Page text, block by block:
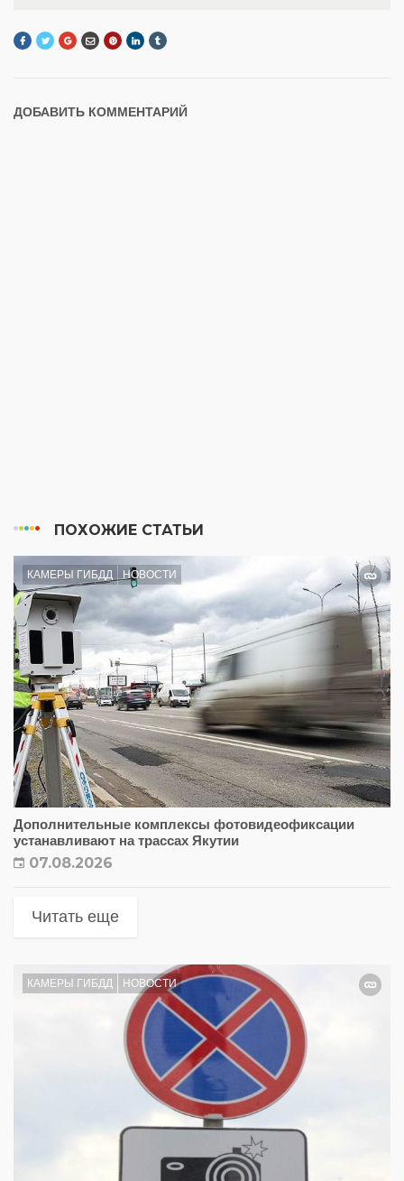
ДОБАВИТЬ КОММЕНТАРИЙ
ПОХОЖИЕ СТАТЬИ
КАМЕРЫ ГИБДД НОВОСТИ
Дополнительные комплексы фотовидеофиксации
устанавливают на трассах Якутии
07.08.2026
Читать еще
КАМЕРЫ ГИБДД НОВОСТИ